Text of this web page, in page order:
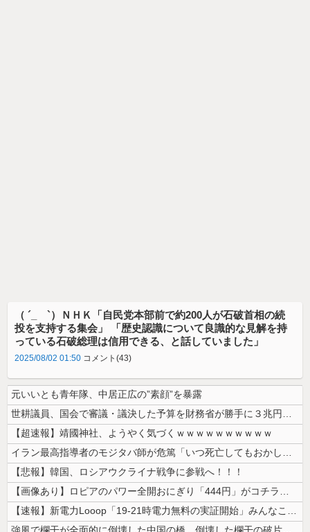
（ ´_ゝ`）ＮＨＫ「自民党本部前で約200人が石破首相の続
投を支持する集会」 「歴史認識について良識的な見解を持
っている石破総理は信用できる、と話していました」
2025/08/02 01:50 コメント(43)
元いいとも青年隊、中居正広の”素顔”を暴露
世耕議員、国会で審議・議決した予算を財務省が勝手に３兆円動かしていると...
【超速報】靖國神社、ようやく気づくｗｗｗｗｗｗｗｗｗｗ
イラン最高指導者のモジタバ師が危篤「いつ死亡してもおかしくない」…イラ...
【悲報】韓国、ロシアウクライナ戦争に参戦へ！！！
【画像あり】ロピアのパワー全開おにぎり「444円」がコチラｗｗｗｗｗ
【速報】新電力Looop「19-21時電力無料の実証開始」みんなこれに...